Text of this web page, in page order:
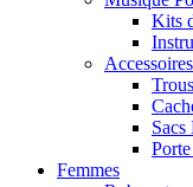
Kits
Accessoires
Sacs
Femmes